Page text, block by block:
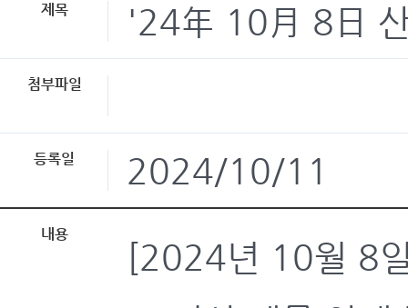
제목 '24年 10月 8日
첨부파일
등록일 2024/10/11
내용
[2024년 10월 8